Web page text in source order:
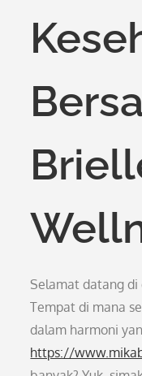
Selamat datang di
Tempat di mana
dalam harmoni
https://